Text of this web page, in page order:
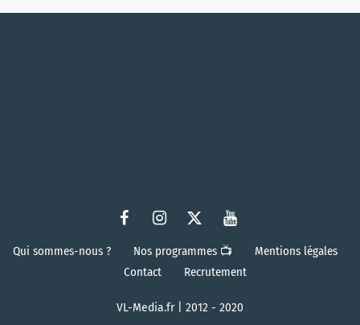
Qui sommes-nous ? Nos programmes 📺
Mentions légales
Contact
Recrutement
VL-Media.fr | 2012 - 2020